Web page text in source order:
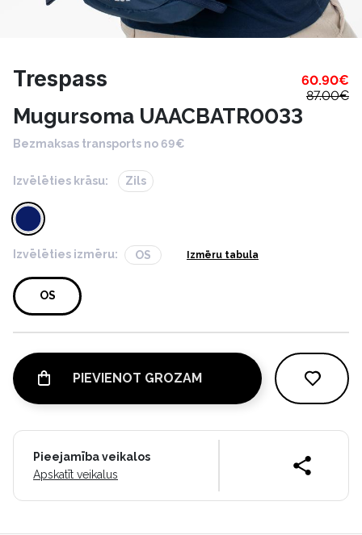
Trespass 60.90€
87.00€
Mugursoma UAACBATR0033
Bezmaksas transports no 69€
Izvēlēties krāsu: Zils
Izvēlēties izmēru: OS Izmēru tabula
OS
PIEVIENOT GROZAM
Pieejamība veikalos
Apskatīt veikalus